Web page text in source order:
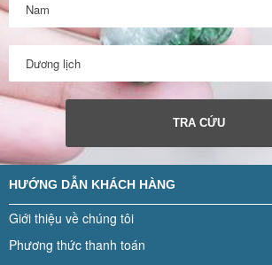
TRA CỨU
HƯỚNG DẪN KHÁCH HÀNG
Giới thiệu về chúng tôi
Phương thức thanh toán